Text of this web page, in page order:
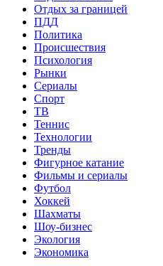
Отдых за границей
ПДД
Политика
Происшествия
Психология
Рынки
Сериалы
Спорт
ТВ
Теннис
Технологии
Тренды
Фигурное катание
Фильмы и сериалы
Футбол
Хоккей
Шахматы
Шоу-бизнес
Экология
Экономика